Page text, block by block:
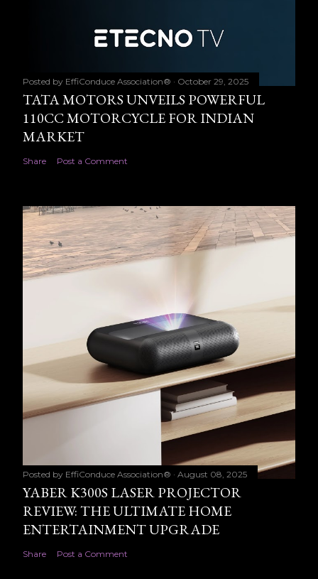
Posted by EffiConduce Association® October 29, 2025
TATA MOTORS UNVEILS POWERFUL
110CC MOTORCYCLE FOR INDIAN
MARKET
Share Post a Comment
Posted by EffiConduce Association® August 08, 2025
YABER K300S LASER PROJECTOR
REVIEW: THE ULTIMATE HOME
ENTERTAINMENT UPGRADE
Share Post a Comment